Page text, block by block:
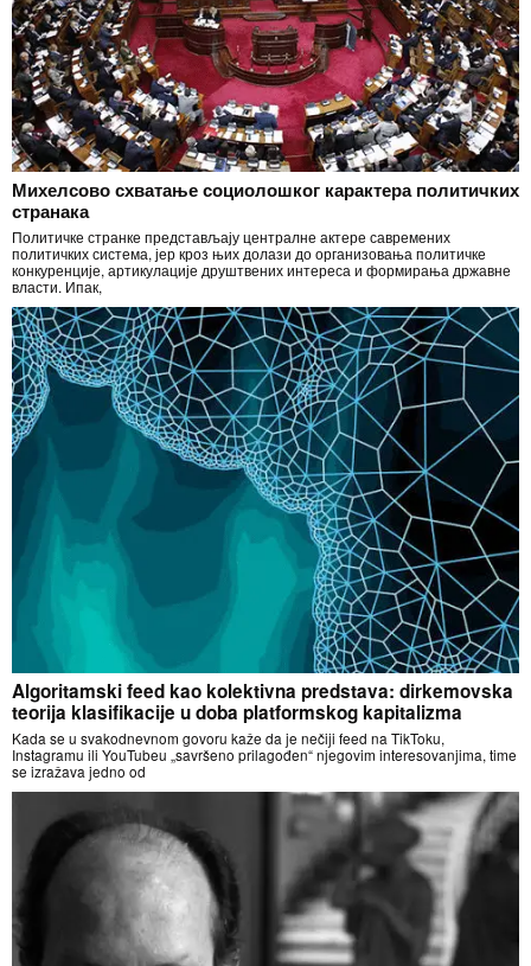
Михелсово схватање социолошког карактера политичких
странака
Политичке странке представљају централне актере савремених
политичких система, јер кроз њих долази до организовања политичке
конкуренције, артикулације друштвених интереса и формирања државне
власти. Ипак,
Algoritamski feed kao kolektivna predstava: dirkemovska
teorija klasifikacije u doba platformskog kapitalizma
Kada se u svakodnevnom govoru kaže da je nečiji feed na TikToku,
Instagramu ili YouTubeu „savršeno prilagođen“ njegovim interesovanjima, time
se izražava jedno od